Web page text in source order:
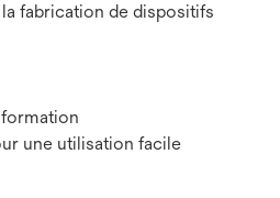
fabrication de dispositifs
une utilisation facile